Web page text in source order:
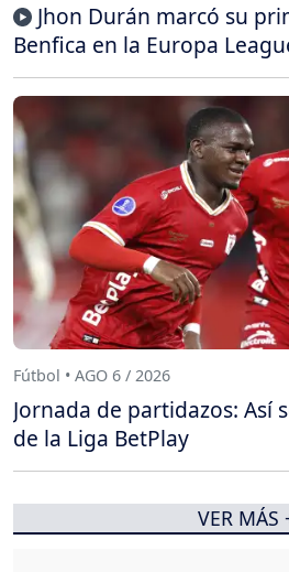
Jhon Durán marcó su
Benfica en la Europa
Fútbol • AGO 6 / 2026
Jornada de partidazos: Así
de la Liga BetPlay
VER MÁS